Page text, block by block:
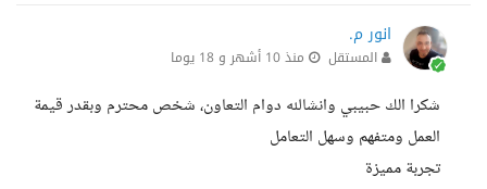
انور م.
المستقل منذ 10 أشهر و 18 يوما
شكرا الك حبيبي وانشالله دوام التعاون، شخص محترم وبقدر قيمة
العمل ومتفهم وسهل التعامل
تجربة مميزة